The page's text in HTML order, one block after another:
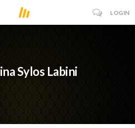
LOGIN
Sylos Labini